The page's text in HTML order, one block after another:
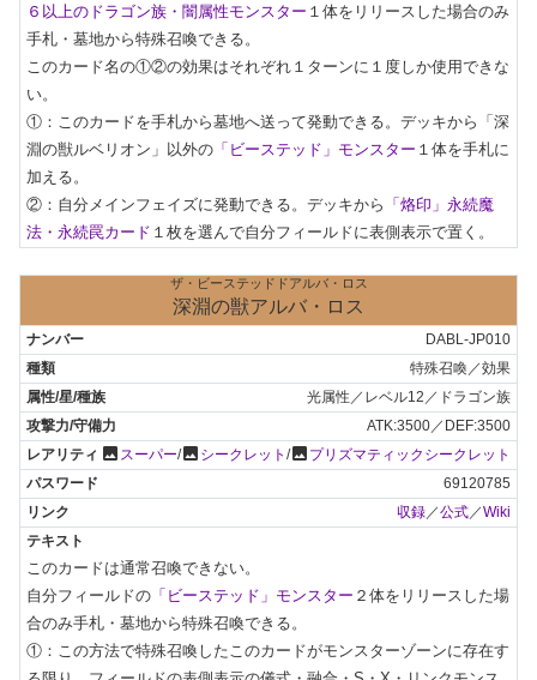
６以上のドラゴン族・闇属性モンスター １体をリリースした場合のみ
手札・墓地から特殊召喚できる。
このカード名の①②の効果はそれぞれ１ターンに１度しか使用できな
い。
①：このカードを手札から墓地へ送って発動できる。デッキから「深
淵の獣ルベリオン」以外の 「ビーステッド」モンスター １体を手札に
加える。
②：自分メインフェイズに発動できる。デッキから 「烙印」永続魔
法・永続罠カード １枚を選んで自分フィールドに表側表示で置く。
ザ・ビーステッドドアルバ・ロス
深淵の獣アルバ・ロス
DABL-JP010
特殊召喚／効果
光属性／レベル12／ドラゴン族
ATK:3500／DEF:3500
photo スーパー/photo シークレット /photo プリズマティックシークレット
69120785
収録／公式／Wiki
このカードは通常召喚できない。
自分フィールドの 「ビーステッド」モンスター ２体をリリースした場
合のみ手札・墓地から特殊召喚できる。
①：この方法で特殊召喚したこのカードがモンスターゾーンに存在す